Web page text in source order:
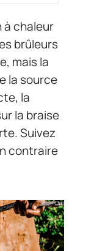
à chaleur
brûleurs
mais la
la source
la
la braise
Suivez
contraire